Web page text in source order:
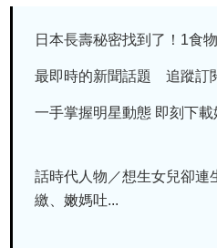
日本長壽秘密找到了！1食
最即時的新聞話題 追蹤訂
一手掌握明星動態 即刻下
話時代人物／想生女兒卻連
繳、嫩媽吐...